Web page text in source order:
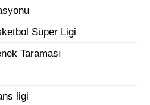
Süper Ligi
Taraması
ligi